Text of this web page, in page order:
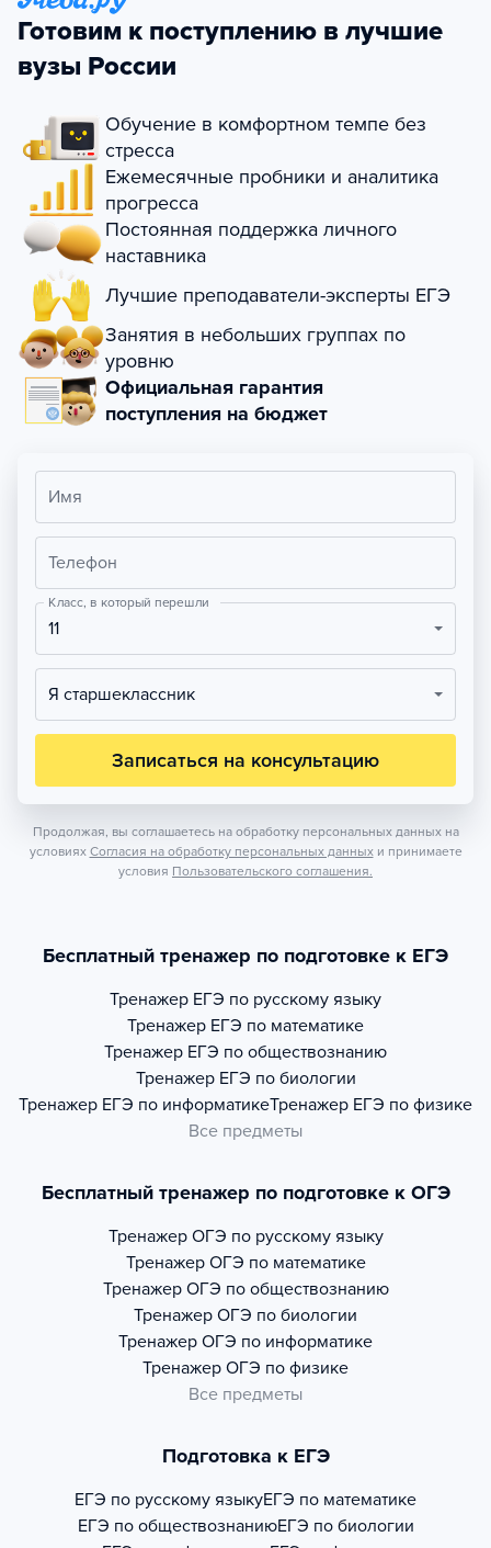
Готовим к поступлению в лучшие
вузы России
Обучение в комфортном темпе без
стресса
Ежемесячные пробники и аналитика
прогресса
Постоянная поддержка личного
наставника
Лучшие преподаватели-эксперты ЕГЭ
Занятия в небольших группах по
уровню
Официальная гарантия
поступления на бюджет
Имя
Телефон
Класс, в который перешли
11
Я старшеклассник
Записаться на консультацию
Продолжая, вы соглашаетесь на обработку персональных данных на
условиях Согласия на обработку персональных данных и принимаете
условия Пользовательского соглашения.
Бесплатный тренажер по подготовке к ЕГЭ
Тренажер ЕГЭ по русскому языку
Тренажер ЕГЭ по математике
Тренажер ЕГЭ по обществознанию
Тренажер ЕГЭ по биологии
Тренажер ЕГЭ по информатикеТренажер ЕГЭ по физике
Все предметы
Бесплатный тренажер по подготовке к ОГЭ
Тренажер ОГЭ по русскому языку
Тренажер ОГЭ по математике
Тренажер ОГЭ по обществознанию
Тренажер ОГЭ по биологии
Тренажер ОГЭ по информатике
Тренажер ОГЭ по физике
Все предметы
Подготовка к ЕГЭ
ЕГЭ по русскому языкуЕГЭ по математике
ЕГЭ по обществознаниюЕГЭ по биологии